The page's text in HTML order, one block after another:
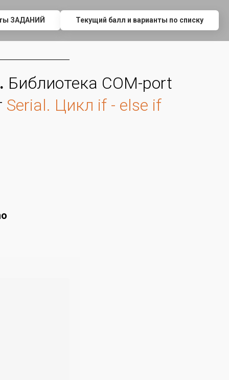
ЗАДАНИЙ Текущий балл и варианты по списку
Библиотека COM-port
Serial. Цикл if - else if